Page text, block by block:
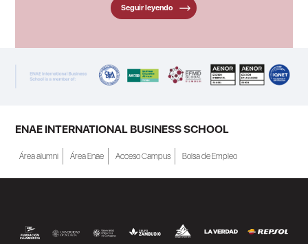
Seguir leyendo
ENAE INTERNATIONAL BUSINESS SCHOOL
Área alumni Área Enae Acceso Campus Bolsa de Empleo